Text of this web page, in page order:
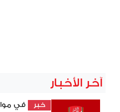
آخر الأخبار
خبر
في